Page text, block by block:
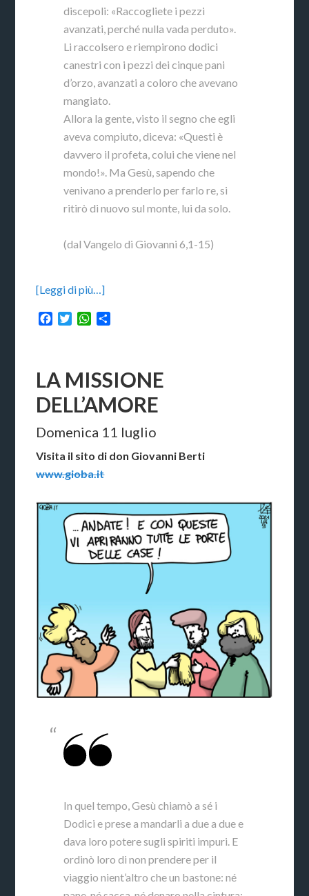
discepoli: «Raccogliete i pezzi
avanzati, perché nulla vada perduto».
Li raccolsero e riempirono dodici
canestri con i pezzi dei cinque pani
d’orzo, avanzati a coloro che avevano
mangiato.
Allora la gente, visto il segno che egli
aveva compiuto, diceva: «Questi è
davvero il profeta, colui che viene nel
mondo!». Ma Gesù, sapendo che
venivano a prenderlo per farlo re, si
ritirò di nuovo sul monte, lui da solo.
(dal Vangelo di Giovanni 6,1-15)
[Leggi di più…]
Facebook
TwitterWhatsApp
LA MISSIONE
DELL’AMORE
Domenica 11 luglio
Visita il sito di don Giovanni Berti
www.gioba.it
In quel tempo, Gesù chiamò a sé i
Dodici e prese a mandarli a due a due e
dava loro potere sugli spiriti impuri. E
ordinò loro di non prendere per il
viaggio nient’altro che un bastone: né